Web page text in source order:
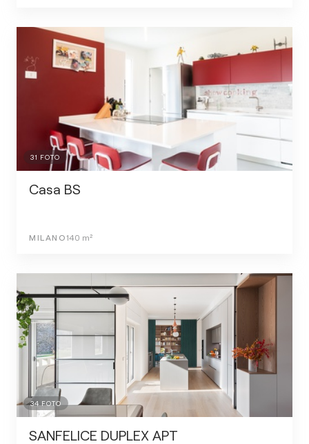
31 FOTO
Casa BS
MILANO140 m²
34 FOTO
SANFELICE DUPLEX APT